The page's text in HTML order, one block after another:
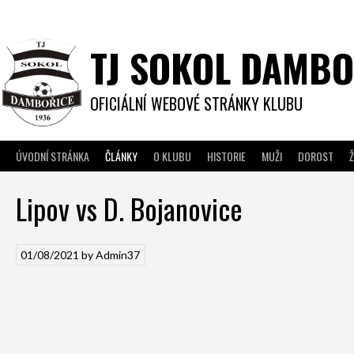
content
TJ SOKOL
OFICIÁLNÍ WEBOVÉ STRÁNKY KLUBU
ÚVODNÍ STRÁNKA ČLÁNKY O KLUBU HISTORIE MUŽI DOROST
Lipov vs D. Bojanovice
01/08/2021 byAdmin37